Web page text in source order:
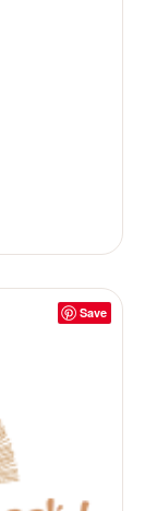
Save